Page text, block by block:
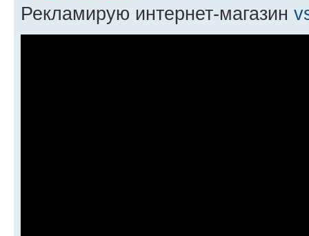
Рекламирую интернет-магазин